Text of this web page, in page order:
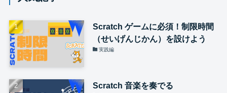
Scratch ゲームに必須！制限時間
（せいげんじかん）を設けよう
実践編
Scratch 音楽を奏でる